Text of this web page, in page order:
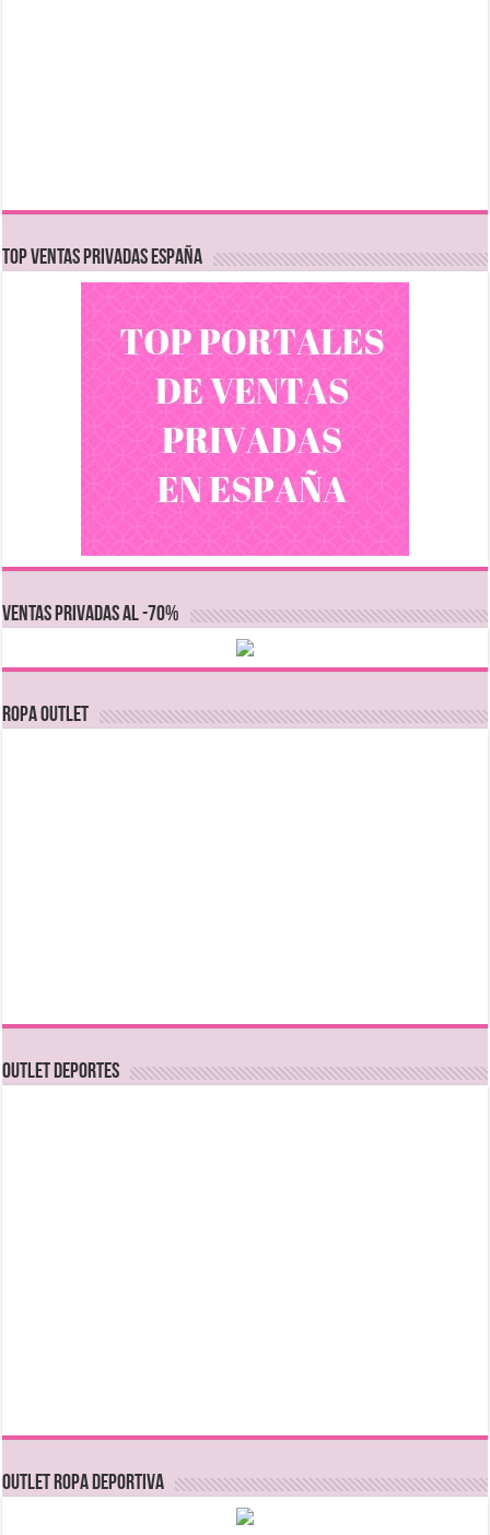
TOP VENTAS PRIVADAS ESPAÑA
VENTAS PRIVADAS AL -70%
Ropa Outlet
OUTLET DEPORTES
OUTLET ROPA DEPORTIVA